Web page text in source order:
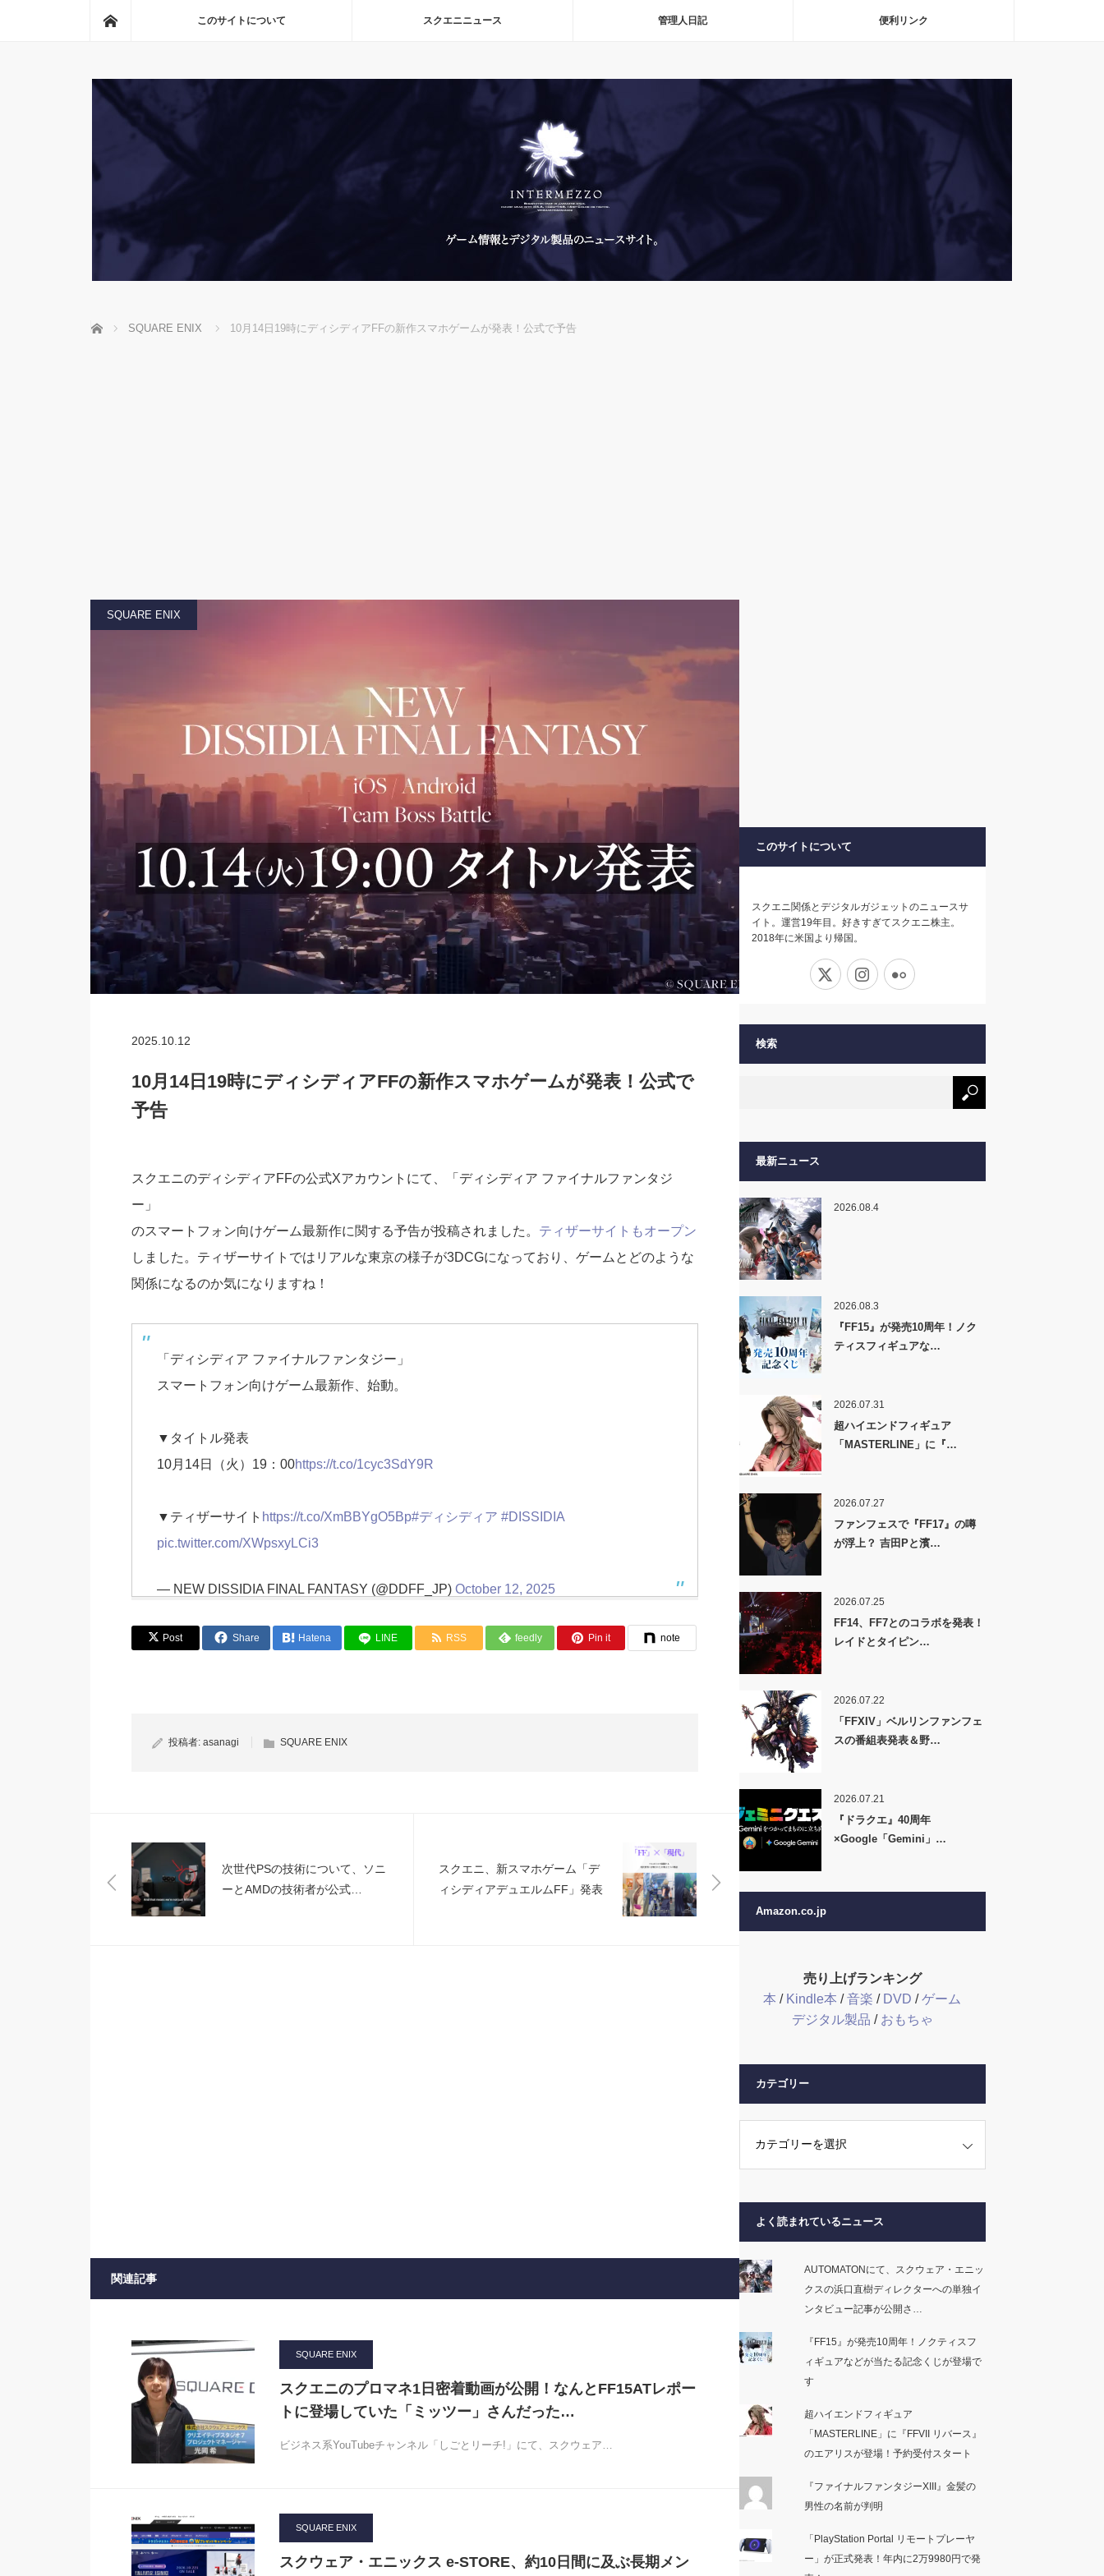
このサイトについて スクエニニュース 管理人日記 便利リンク
ホーム SQUARE ENIX 10月14日19時にディシディアFFの新作スマホゲームが発表！公式で予告
SQUARE ENIX
2025.10.12
10月14日19時にディシディアFFの新作スマホゲームが発表！公式で
予告
スクエニのディシディアFFの公式Xアカウントにて、「ディシディア ファイナルファンタジ
ー」
のスマートフォン向けゲーム最新作に関する予告が投稿されました。 ティザーサイトもオープン
しました。ティザーサイトではリアルな東京の様子が3DCGになっており、ゲームとどのような
関係になるのか気になりますね！
「ディシディア ファイナルファンタジー」
スマートフォン向けゲーム最新作、始動。
▼タイトル発表
10月14日（火）19：00https://t.co/1cyc3SdY9R
▼ティザーサイト https://t.co/XmBBYgO5Bp#ディシディア #DISSIDIA
pic.twitter.com/XWpsxyLCi3
— NEW DISSIDIA FINAL FANTASY (@DDFF_JP) October 12, 2025
Post Share Hatena LINE RSS feedly Pin it note
投稿者: asanagi SQUARE ENIX
次世代PSの技術について、ソニ
ーとAMDの技術者が公式
スクエニ、新スマホゲーム「デ
ィシディアデュエルムFF」発表
関連記事
SQUARE ENIX
スクエニのプロマネ1日密着動画が公開！なんとFF15ATレポー
トに登場していた「ミッツー」さんだった…
ビジネス系YouTubeチャンネル「しごとリーチ!」にて、スクウェア…
SQUARE ENIX
スクウェア・エニックス e-STORE、約10日間に及ぶ長期メン
このサイトについて
スクエニ関係とデジタルガジェットのニュースサ
イト。運営19年目。好きすぎてスクエニ株主。
2018年に米国より帰国。
Instagram
検索
最新ニュース
2026.08.4
2026.08.3
『FF15』が発売10周年！ノク
ティスフィギュアな…
2026.07.31
超ハイエンドフィギュア
「MASTERLINE」に『…
2026.07.27
ファンフェスで『FF17』の噂
が浮上？ 吉田Pと濱…
2026.07.25
FF14、FF7とのコラボを発表！
レイドとタイピン…
2026.07.22
「FFXIV」ベルリンファンフェ
スの番組表発表＆野…
2026.07.21
『ドラクエ』40周年
×Google「Gemini」…
Amazon.co.jp
売り上げランキング
本 / Kindle本 /音楽 / DVD /ゲーム
デジタル製品 / おもちゃ
カテゴリー
よく読まれているニュース
AUTOMATONにて、スクウェア・エニッ
クスの浜口直樹ディレクターへの単独イ
ンタビュー記事が公開さ…
『FF15』が発売10周年！ノクティスフ
ィギュアなどが当たる記念くじが登場で
す
超ハイエンドフィギュア
「MASTERLINE」に『FFVII リバース』
のエアリスが登場！予約受付スタート
『ファイナルファンタジーXIII』金髪の
男性の名前が判明
「PlayStation Portal リモートプレーヤ
ー」が正式発表！年内に2万9980円で発